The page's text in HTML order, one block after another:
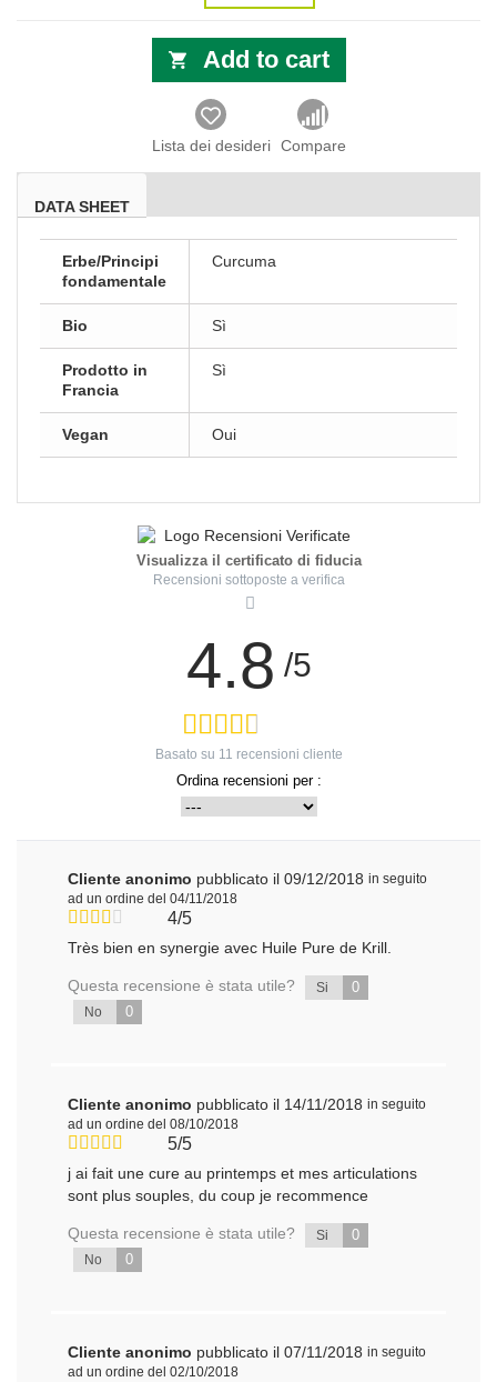
Add to cart
Lista dei desideri Compare
DATA SHEET
Erbe/Principi
fondamentale
Curcuma
Bio Sì
Prodotto in
Francia
Sì
Vegan Oui
Visualizza il certificato di fiducia
Recensioni sottoposte a verifica
4.8 /5
Basato su 11 recensioni cliente
Ordina recensioni per :
Cliente anonimo pubblicato il 09/12/2018 in seguito
ad un ordine del 04/11/2018
4/5
Très bien en synergie avec Huile Pure de Krill.
Questa recensione è stata utile? Si 0
No 0
Cliente anonimo pubblicato il 14/11/2018 in seguito
ad un ordine del 08/10/2018
5/5
j ai fait une cure au printemps et mes articulations
sont plus souples, du coup je recommence
Questa recensione è stata utile? Si 0
No 0
Cliente anonimo pubblicato il 07/11/2018 in seguito
ad un ordine del 02/10/2018